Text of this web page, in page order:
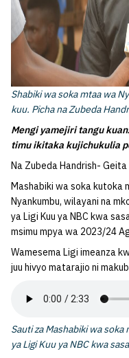
Shabiki wa soka mtaa wa
kuu. Picha na Zubeda
Mengi yamejiri tangu
timu ikitaka kujichukulia
Na Zubeda Handrish- Geita
Mashabiki wa soka kutoka
Nyankumbu, wilayani na
ya Ligi Kuu ya NBC kwa
msimu mpya wa 2023/24
Wamesema Ligi imeanza
juu hivyo matarajio ni
Sauti za Mashabiki wa
ya Ligi Kuu ya NBC kwa sasa